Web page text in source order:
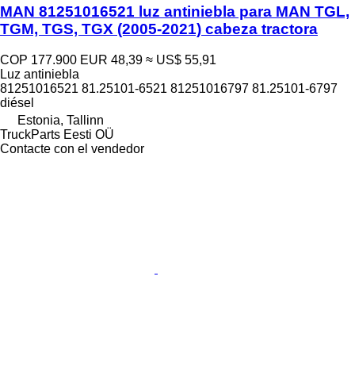
MAN 81251016521 luz antiniebla para MAN TGL,
TGM, TGS, TGX (2005-2021) cabeza tractora
COP 177.900 EUR 48,39 ≈ US$ 55,91
Luz antiniebla
81251016521 81.25101-6521 81251016797 81.25101-6797
diésel
Estonia, Tallinn
TruckParts Eesti OÜ
Contacte con el vendedor